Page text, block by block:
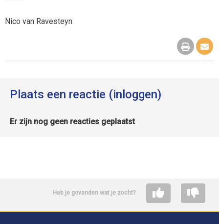
Nico van Ravesteyn
Plaats een reactie (inloggen)
Er zijn nog geen reacties geplaatst
Heb je gevonden wat je zocht?